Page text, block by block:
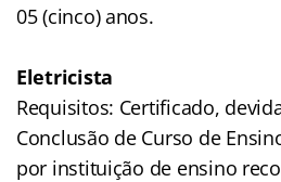
05 (cinco) anos.
Eletricista
Requisitos: Certificado,
Conclusão de Curso de
por instituição de ensino